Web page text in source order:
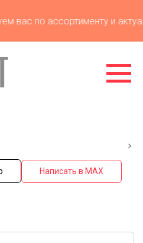
по ассортименту и
Написать в MAX